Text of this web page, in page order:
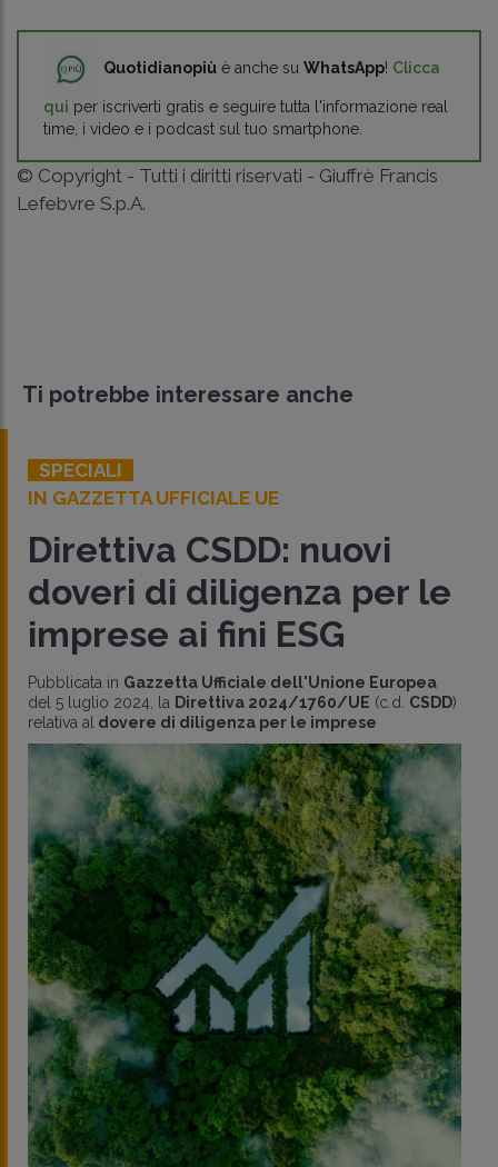
Quotidianopiù è anche su WhatsApp! Clicca
qui per iscriverti gratis e seguire tutta l'informazione real
time, i video e i podcast sul tuo smartphone.
© Copyright - Tutti i diritti riservati - Giuffrè Francis
Lefebvre S.p.A.
Ti potrebbe interessare anche
SPECIALI
IN GAZZETTA UFFICIALE UE
Direttiva CSDD: nuovi
doveri di diligenza per le
imprese ai fini ESG
Pubblicata in Gazzetta Ufficiale dell'Unione Europea
del 5 luglio 2024, la Direttiva 2024/1760/UE (c.d. CSDD)
relativa al dovere di diligenza per le imprese